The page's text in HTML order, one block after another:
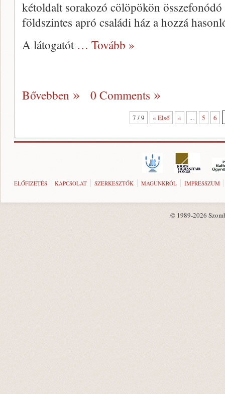
kétoldalt sorakozó cölöpökön összefonódó
földszintes apró családi ház a hozzá
A látogatót … Tovább »
Bővebben 0 Comments
7 / 9 « Első « ... 5 6
ELŐFIZETÉS KAPCSOLAT SZERKESZTŐK MAGUNKRÓL IMPRESSZUM
© 1989-2026